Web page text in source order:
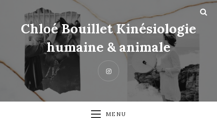
Chloé Bouillet Kinésiologie
humaine & animale
MENU